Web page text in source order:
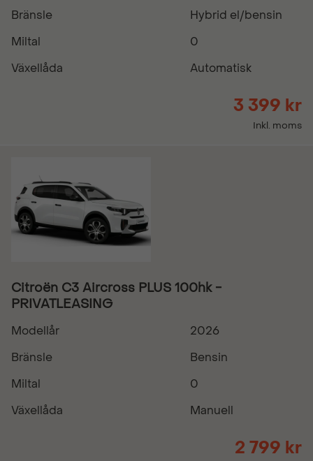
Bränsle
Hybrid el/bensin
Miltal
0
Växellåda
Automatisk
3 399 kr
Inkl. moms
Citroën C3 Aircross PLUS 100hk -
PRIVATLEASING
Modellår
2026
Bränsle
Bensin
Miltal
0
Växellåda
Manuell
2 799 kr